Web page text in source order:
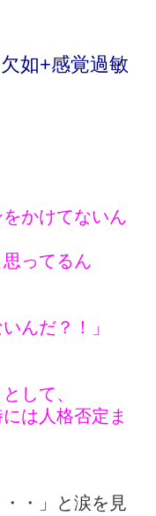
如+感覚過敏
をかけてないん
ってるん
んだ？！」
して、
は人格否定ま
・」と涙を見